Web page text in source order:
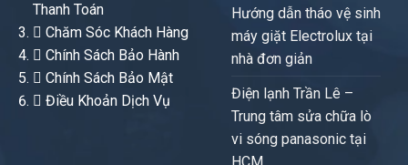
Thanh Toán
Chăm Sóc Khách Hàng
Chính Sách Bảo Hành
Chính Sách Bảo Mật
Điều Khoản Dịch Vụ
Hướng dẫn tháo vệ sinh
máy giặt Electrolux tại
nhà đơn giản
Điện lạnh Trần Lê –
Trung tâm sửa chữa lò
vi sóng panasonic tại